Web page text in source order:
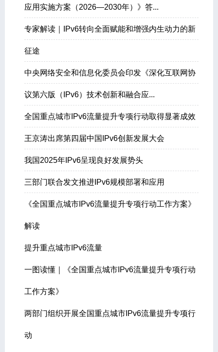
应用实施方案（2026—2030年）》答...
专家解读｜IPv6转向全面赋能和增强内生动力的新
征途
中央网络安全和信息化委员会印发《深化互联网协
议第六版（IPv6）技术创新和融合应...
全国重点城市IPv6流量提升专项行动取得显著成效
王京涛出席第四届中国IPv6创新发展大会
我国2025年IPv6呈现良好发展势头
三部门联合发文推进IPv6规模部署和应用
《全国重点城市IPv6流量提升专项行动工作方案》
解读
提升重点城市IPv6流量
一图读懂｜《全国重点城市IPv6流量提升专项行动
工作方案》
两部门组织开展全国重点城市IPv6流量提升专项行
动